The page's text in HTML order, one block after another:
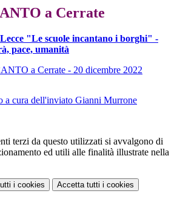
a Cerrate
"Le scuole incantano i borghi" -
pace, umanità
a Cerrate - 20 dicembre 2022
a cura dell'inviato Gianni Murrone
terzi da questo utilizzati si avvalgono di
ed utili alle finalità illustrate nella
i cookies Accetta tutti i cookies